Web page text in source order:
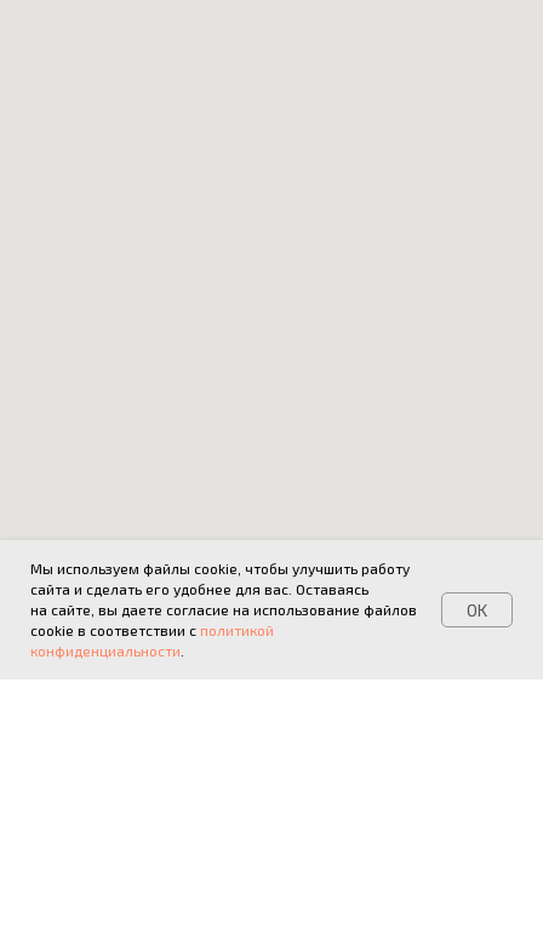
Мы используем файлы cookie, чтобы улучшить работу
сайта и сделать его удобнее для вас. Оставаясь
на сайте, вы даете согласие на использование файлов
cookie в соответствии с политикой
конфиденциальности
OK